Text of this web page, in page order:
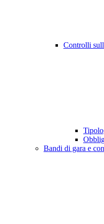
Controlli
Bandi di gara e